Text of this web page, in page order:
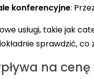
konferencyjne:
usługi, takie jak
sprawdzić,
na